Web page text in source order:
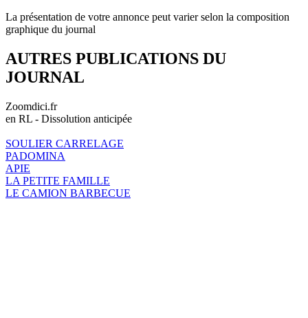
La présentation de votre annonce peut varier selon la composition
graphique du journal
AUTRES PUBLICATIONS DU
JOURNAL
Zoomdici.fr
en RL - Dissolution anticipée
SOULIER CARRELAGE
PADOMINA
APIE
LA PETITE FAMILLE
LE CAMION BARBECUE